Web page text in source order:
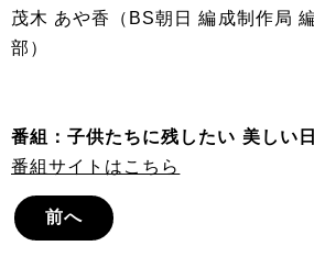
茂木 あや香（BS朝日 編成制作局
部）
番組：子供たちに残したい 美しい
番組サイトはこちら
前へ